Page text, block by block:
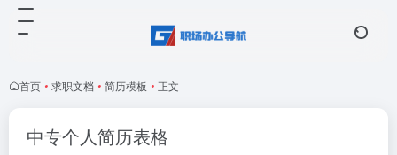
首页 • 求职文档 • 简历模板 • 正文
中专个人简历表格